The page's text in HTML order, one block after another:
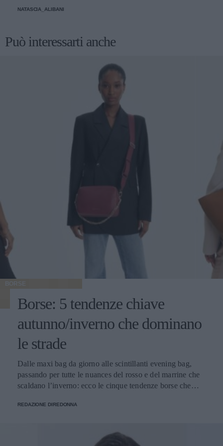
NATASCIA_ALIBANI
Può interessarti anche
BORSE
Borse: 5 tendenze chiave
autunno/inverno che dominano
le strade
Dalle maxi bag da giorno alle scintillanti evening bag,
passando per tutte le nuances del rosso e del marrine che
scaldano l’inverno: ecco le cinque tendenze borse che
REDAZIONE DIREDONNA